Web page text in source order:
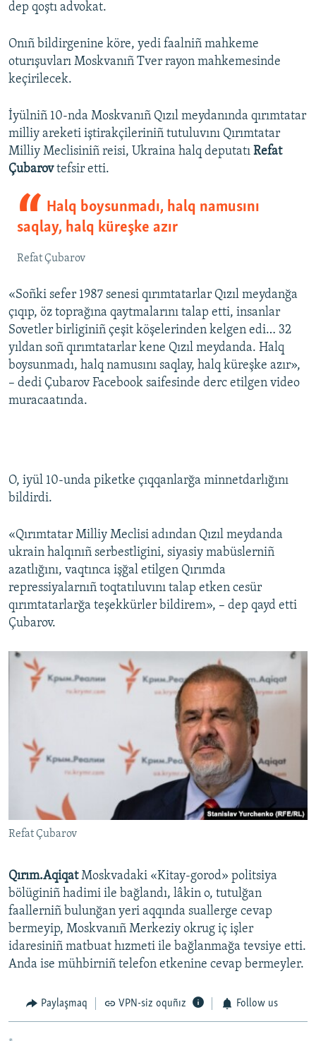
dep qoştı advokat.
Onıñ bildirgenine köre, yedi faalniñ mahkeme
oturışuvları Moskvanıñ Tver rayon mahkemesinde
keçirilecek.
İyülniñ 10-nda Moskvanıñ Qızıl meydanında qırımtatar
milliy areketi iştirakçileriniñ tutuluvını Qırımtatar
Milliy Meclisiniñ reisi, Ukraina halq deputatı Refat
Çubarovtefsir etti.
Halq boysunmadı, halq namusını
saqlay, halq küreşke azır
Refat Çubarov
«Soñki sefer 1987 senesi qırımtatarlar Qızıl meydanğa
çıqıp, öz toprağına qaytmalarını talap etti, insanlar
Sovetler birliginiñ çeşit köşelerinden kelgen edi… 32
yıldan soñ qırımtatarlar kene Qızıl meydanda. Halq
boysunmadı, halq namusını saqlay, halq küreşke azır»,
– dedi Çubarov Facebook saifesinde derc etilgen video
muracaatında.
O, iyül 10-unda piketke çıqqanlarğa minnetdarlığını
bildirdi.
«Qırımtatar Milliy Meclisi adından Qızıl meydanda
ukrain halqınıñ serbestligini, siyasiy mabüslerniñ
azatlığını, vaqtınca işğal etilgen Qırımda
repressiyalarnıñ toqtatıluvını talap etken cesür
qırımtatarlarğa teşekkürler bildirem», – dep qayd etti
Çubarov.
Refat Çubarov
Qırım.AqiqatMoskvadaki «Kitay-gorod» politsiya
bölüginiñ hadimi ile bağlandı, lâkin o, tutulğan
faallerniñ bulunğan yeri aqqında suallerge cevap
bermeyip, Moskvanıñ Merkeziy okrug iç işler
idaresiniñ matbuat hızmeti ile bağlanmağa tevsiye etti.
Anda ise mühbirniñ telefon etkenine cevap bermeyler.
Paylaşmaq VPN-siz oquñız Follow us